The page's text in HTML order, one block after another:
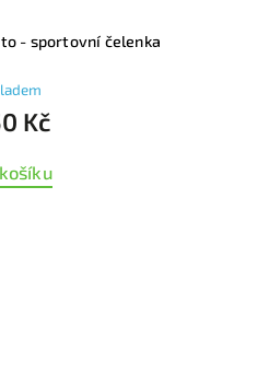
- sportovní čelenka
Kč